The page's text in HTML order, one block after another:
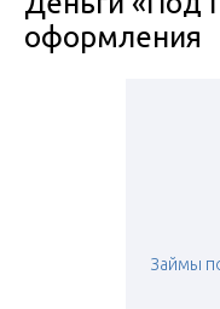
оформления
Займы